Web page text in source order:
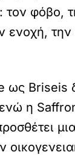
τον φόβο,
ενοχή, την
ως Briseis
ενώ η